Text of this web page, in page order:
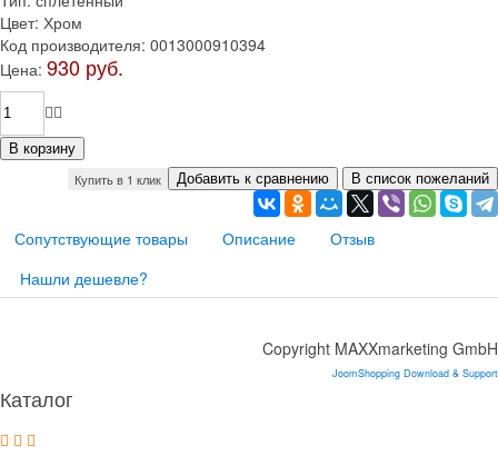
Цвет: Хром
Код производителя: 0013000910394
Цена: 930 руб.
Купить в 1 клик
Сопутствующие товары Описание
Отзыв
Нашли дешевле?
Copyright MAXXmarketing GmbH
JoomShopping Download & Support
Каталог